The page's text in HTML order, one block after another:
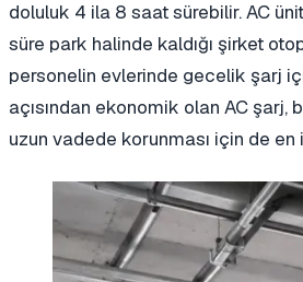
doluluk 4 ila 8 saat sürebilir. AC
süre park halinde kaldığı şirket
personelin evlerinde gecelik şarj
açısından ekonomik olan AC şarj,
uzun vadede korunması için de